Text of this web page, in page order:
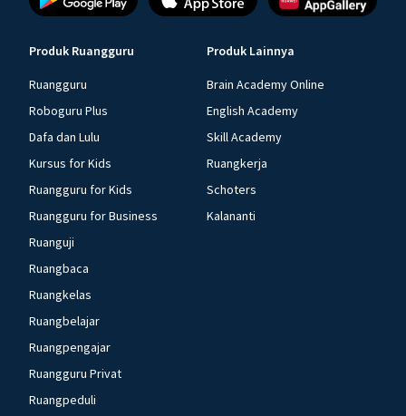
Produk Ruangguru
Ruangguru
Roboguru Plus
Dafa dan Lulu
Kursus for Kids
Ruangguru for Kids
Ruangguru for Business
Ruanguji
Ruangbaca
Ruangkelas
Ruangbelajar
Ruangpengajar
Ruangguru Privat
Ruangpeduli
Produk Lainnya
Brain Academy Online
English Academy
Skill Academy
Ruangkerja
Schoters
Kalananti